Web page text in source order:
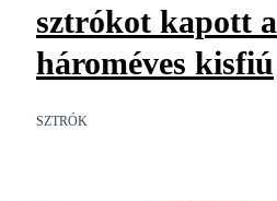
sztrókot kapott a
hároméves kisfiú
SZTRÓK